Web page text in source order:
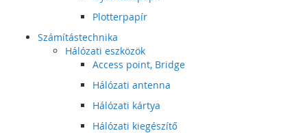
Plotterpapír
Számítástechnika
Hálózati eszközök
Access point, Bridge
Hálózati antenna
Hálózati kártya
Hálózati kiegészítő